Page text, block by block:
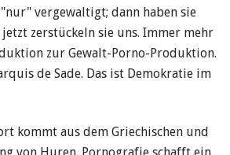
vergewaltigt; dann haben sie
zerstückeln sie uns. Immer mehr
zur Gewalt-Porno-Produktion.
de Sade. Das ist Demokratie im
kommt aus dem Griechischen und